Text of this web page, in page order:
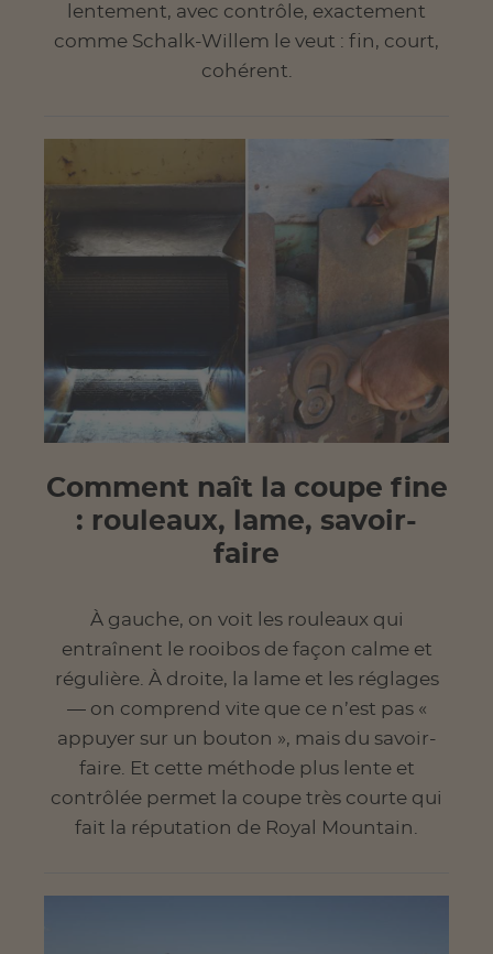
lentement, avec contrôle, exactement
comme Schalk-Willem le veut : fin, court,
cohérent.
Comment naît la coupe fine
: rouleaux, lame, savoir-
faire
À gauche, on voit les rouleaux qui
entraînent le rooibos de façon calme et
régulière. À droite, la lame et les réglages
— on comprend vite que ce n’est pas «
appuyer sur un bouton », mais du savoir-
faire. Et cette méthode plus lente et
contrôlée permet la coupe très courte qui
fait la réputation de Royal Mountain.